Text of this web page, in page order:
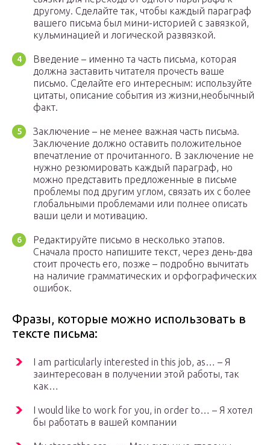
другому. Сделайте так, чтобы каждый параграф
вашего письма был мини-историей с завязкой,
кульминацией и логической развязкой.
Введение – именно та часть письма, которая
должна заставить читателя прочесть ваше
письмо. Сделайте его интересным: используйте
цитаты, описание события из жизни,необычный
факт.
Заключение – не менее важная часть письма.
Заключение должно оставить положительное
впечатление от прочитанного. В заключение не
нужно резюмировать каждый параграф, но
можно представить предложенные в письме
проблемы под другим углом, связать их с более
глобальными проблемами или полнее описать
ваши цели и мотивацию.
Редактируйте письмо в несколько этапов.
Сначала просто напишите текст, через день-два
стоит прочесть его, позже – подробно вычитать
на наличие грамматических и орфографических
ошибок.
Фразы, которые можно использовать в
тексте письма:
I am particularly interested in this job, as… – Я
заинтересован в получении этой работы, так
как…
I would like to work for you, in order to… – Я хотел
бы работать в вашей компании